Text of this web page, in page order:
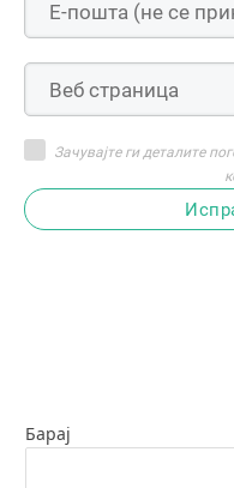
Зачувајте ги деталите
Барај